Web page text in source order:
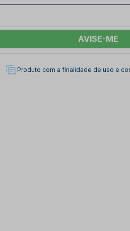
AVISE-ME
Produto com a finalidade de uso e